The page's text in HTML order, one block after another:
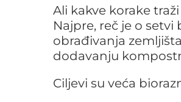
Ali kakve korake
Najpre, reč je o
obrađivanja
dodavanju
Ciljevi su veća